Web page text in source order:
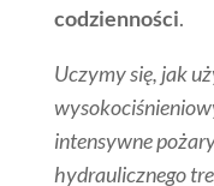
codzienności.
Uczymy się, jak
intensywne
hydraulicznego